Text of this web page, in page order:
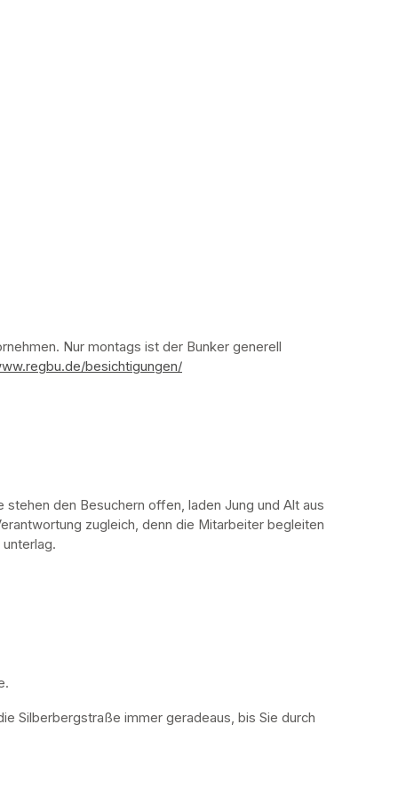
Nur montags ist der Bunker generell
besichtigungen/
den Besuchern offen, laden Jung und Alt aus
zugleich, denn die Mitarbeiter begleiten
Silberbergstraße immer geradeaus, bis Sie durch